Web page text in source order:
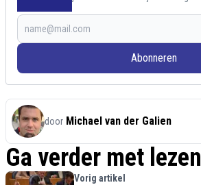
Abonneren
door Michael van der Galien
Ga verder met lezen
Vorig artikel